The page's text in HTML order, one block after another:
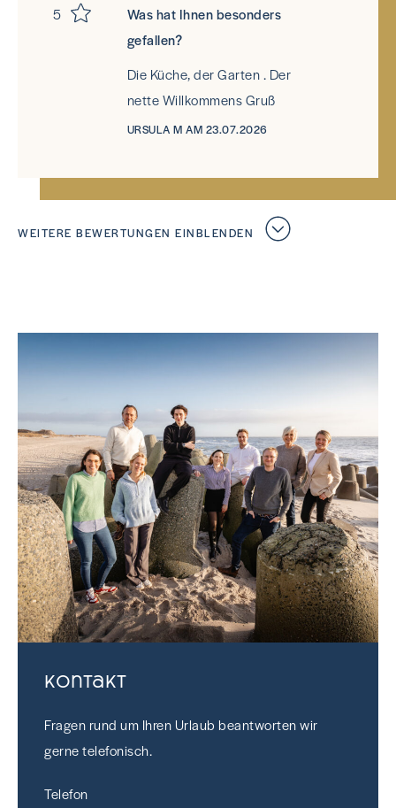
5
Was hat Ihnen besonders
gefallen?
Die Küche, der Garten . Der
nette Willkommens Gruß
URSULA M AM 23.07.2026
WEITERE BEWERTUNGEN EINBLENDEN
Kontakt
Fragen rund um Ihren Urlaub beantworten wir
gerne telefonisch.
Telefon